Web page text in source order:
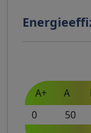
A+ A
0 50